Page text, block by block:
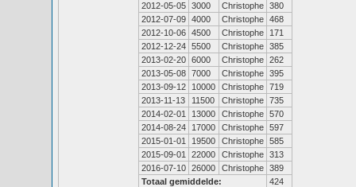
2012-05-05 3000 Christophe 380
2012-07-09 4000 Christophe 468
2012-10-06 4500 Christophe
171
2012-12-24 5500 Christophe 385
2013-02-20 6000 Christophe 262
2013-05-08 7000 Christophe 395
2013-09-12
10000 Christophe 719
2013-11-13
11500 Christophe 735
2014-02-01
13000 Christophe 570
2014-08-24
17000 Christophe 597
2015-01-01
19500 Christophe 585
2015-09-01
22000 Christophe 313
2016-07-10 26000 Christophe 389
Totaal gemiddelde:
424